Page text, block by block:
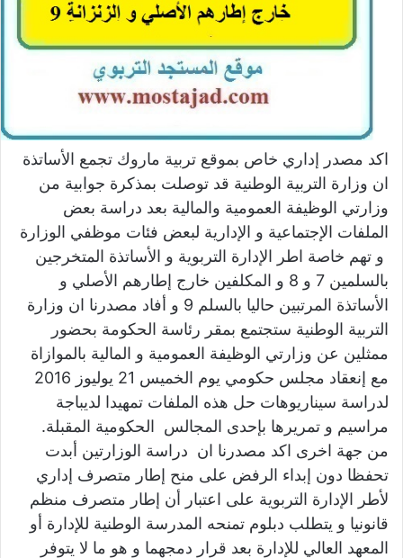
اكد مصدر إداري خاص بموقع تربية ماروك تجمع الأساتذة
ان وزارة التربية الوطنية قد توصلت بمذكرة جوابية من
وزارتي الوظيفة العمومية والمالية بعد دراسة بعض
الملفات الإجتماعية و الإدارية لبعض فئات موظفي الوزارة
و تهم خاصة اطر الإدارة التربوية و الأساتذة المتخرجين
بالسلمين 7 و 8 و المكلفين خارج إطارهم الأصلي و
الأساتذة المرتبين حاليا بالسلم 9 و أفاد مصدرنا ان وزارة
التربية الوطنية ستجتمع بمقر رئاسة الحكومة بحضور
ممثلين عن وزارتي الوظيفة العمومية و المالية بالموازاة
مع إنعقاد مجلس حكومي يوم الخميس 21 يوليوز 2016
لدراسة سيناريوهات حل هذه الملفات تمهيدا لديباجة
مراسيم و تمريرها بإحدى المجالس الحكومية المقبلة.
من جهة اخرى اكد مصدرنا ان دراسة الوزارتين أبدت
تحفظا دون إبداء الرفض على منح إطار متصرف إداري
لأطر الإدارة التربوية على اعتبار أن إطار متصرف منظم
قانونيا و يتطلب دبلوم تمنحه المدرسة الوطنية للإدارة أو
المعهد العالي للإدارة بعد قرار دمجهما و هو ما لا يتوفر